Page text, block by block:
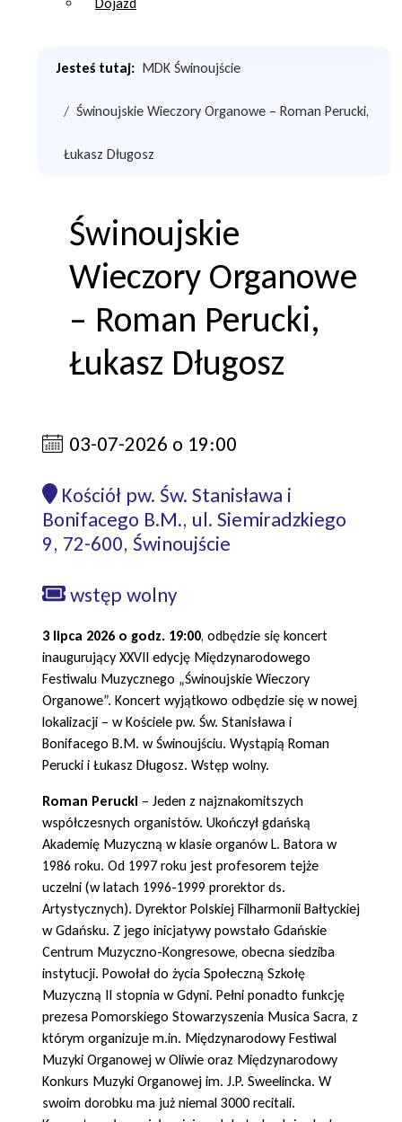
Jesteś tutaj: MDK Świnoujście
Świnoujskie Wieczory Organowe – Roman Perucki,
Łukasz Długosz
Świnoujskie
Wieczory Organowe
– Roman Perucki,
Łukasz Długosz
03-07-2026 o 19:00
Kościół pw. Św. Stanisława i
Bonifacego B.M., ul. Siemiradzkiego
9, 72-600, Świnoujście
wstęp wolny
3 lipca 2026 o godz. 19:00, odbędzie się koncert
inaugurujący XXVII edycję Międzynarodowego
Festiwalu Muzycznego „Świnoujskie Wieczory
Organowe”. Koncert wyjątkowo odbędzie się w nowej
lokalizacji – w Kościele pw. Św. Stanisława i
Bonifacego B.M. w Świnoujściu. Wystąpią Roman
Perucki i Łukasz Długosz. Wstęp wolny.
Roman Perucki – Jeden z najznakomitszych
współczesnych organistów. Ukończył gdańską
Akademię Muzyczną w klasie organów L. Batora w
1986 roku. Od 1997 roku jest profesorem tejże
uczelni (w latach 1996-1999 prorektor ds.
Artystycznych). Dyrektor Polskiej Filharmonii Bałtyckiej
w Gdańsku. Z jego inicjatywy powstało Gdańskie
Centrum Muzyczno-Kongresowe, obecna siedziba
instytucji. Powołał do życia Społeczną Szkołę
Muzyczną II stopnia w Gdyni. Pełni ponadto funkcję
prezesa Pomorskiego Stowarzyszenia Musica Sacra, z
którym organizuje m.in. Międzynarodowy Festiwal
Muzyki Organowej w Oliwie oraz Międzynarodowy
Konkurs Muzyki Organowej im. J.P. Sweelincka. W
swoim dorobku ma już niemal 3000 recitali.